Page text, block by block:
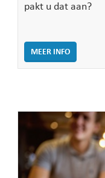
pakt u dat aan?
MEER INFO